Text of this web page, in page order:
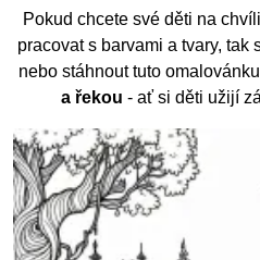
Pokud chcete své děti na
pracovat s barvami a tvary, tak
nebo stáhnout tuto
a řekou - ať si děti užijí